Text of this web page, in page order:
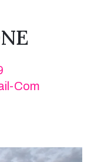
Com